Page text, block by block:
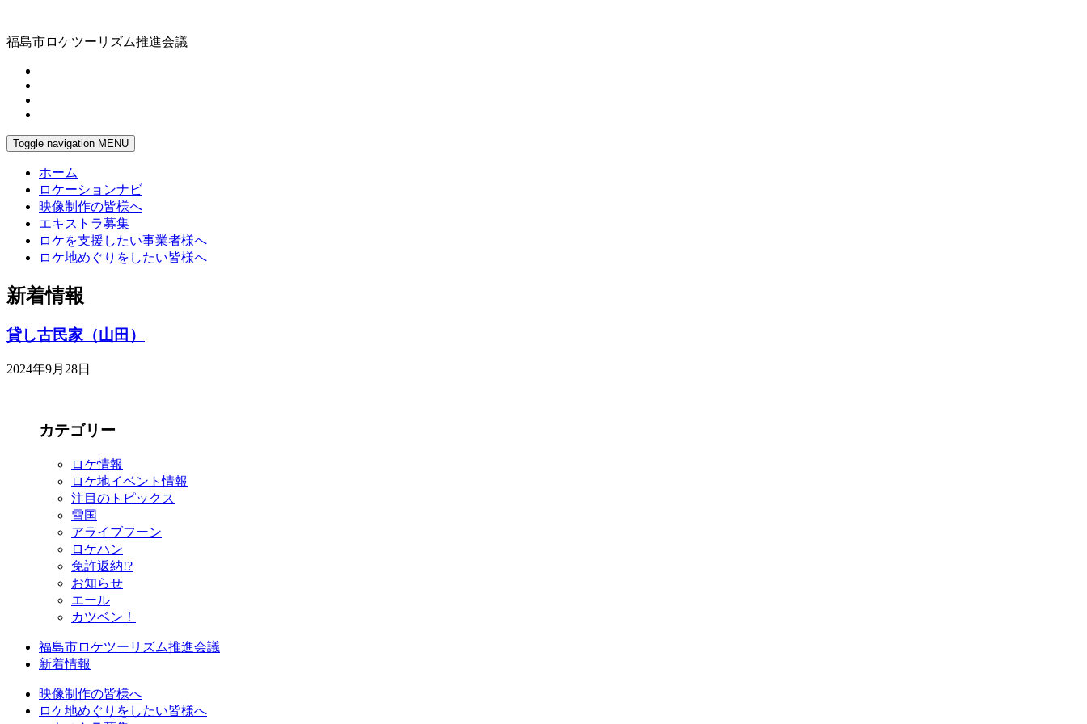
福島市ロケツーリズム推進会議
Toggle navigation MENU
ホーム
ロケーションナビ
映像制作の皆様へ
エキストラ募集
ロケを支援したい事業者様へ
ロケ地めぐりをしたい皆様へ
新着情報
貸し古民家（山田）
2024年9月28日
カテゴリー
ロケ情報
ロケ地イベント情報
注目のトピックス
雪国
アライブフーン
ロケハン
免許返納!?
お知らせ
エール
カツベン！
福島市ロケツーリズム推進会議
新着情報
映像制作の皆様へ
ロケ地めぐりをしたい皆様へ